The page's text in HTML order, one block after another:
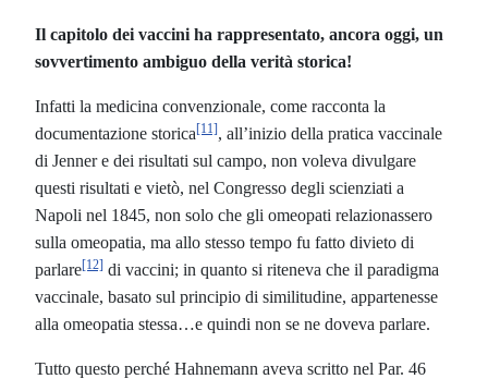
Il capitolo dei vaccini ha rappresentato, ancora oggi, un
sovvertimento ambiguo della verità storica!
Infatti la medicina convenzionale, come racconta la
documentazione storica[11], all’inizio della pratica vaccinale
di Jenner e dei risultati sul campo, non voleva divulgare
questi risultati e vietò, nel Congresso degli scienziati a
Napoli nel 1845, non solo che gli omeopati relazionassero
sulla omeopatia, ma allo stesso tempo fu fatto divieto di
parlare[12] di vaccini; in quanto si riteneva che il paradigma
vaccinale, basato sul principio di similitudine, appartenesse
alla omeopatia stessa…e quindi non se ne doveva parlare.
Tutto questo perché Hahnemann aveva scritto nel Par. 46